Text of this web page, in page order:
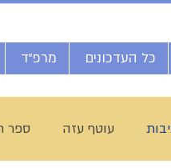
כל העדכונים מרפ"ד
עוטף עזה ספר